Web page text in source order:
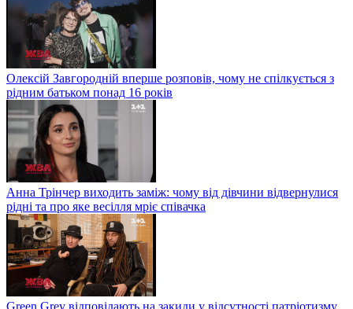
Олексій Завгородній вперше розповів, чому не спілкується з
рідним батьком понад 16 років
Анна Трінчер виходить заміж: чому від дівчини відвернулися
рідні та про яке весілля мріє співачка
Green Grey відповідають на закиди у відсутності патріотизму